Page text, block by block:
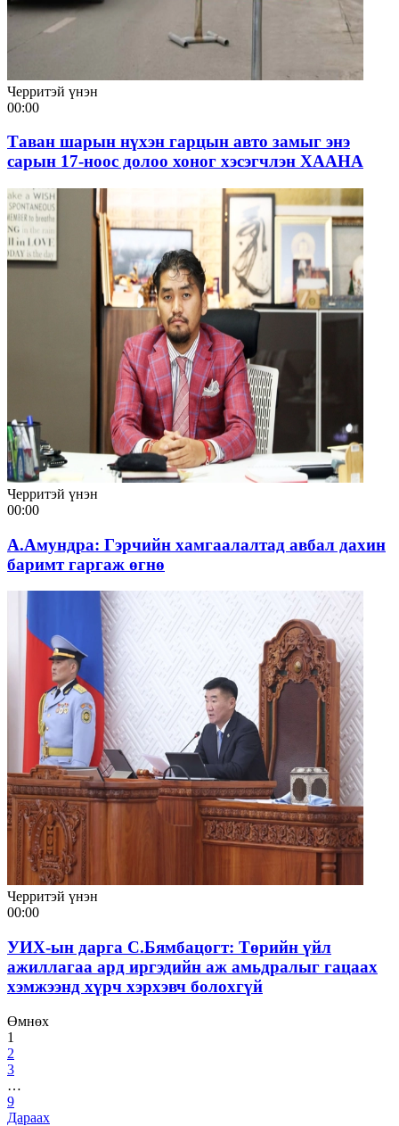
Черритэй үнэн
00:00
Таван шарын нүхэн гарцын авто замыг энэ
сарын 17-ноос долоо хоног хэсэгчлэн ХААНА
Черритэй үнэн
00:00
А.Амундра: Гэрчийн хамгаалалтад авбал дахин
баримт гаргаж өгнө
Черритэй үнэн
00:00
УИХ-ын дарга С.Бямбацогт: Төрийн үйл
ажиллагаа ард иргэдийн аж амьдралыг гацаах
хэмжээнд хүрч хэрхэвч болохгүй
Өмнөх
1
2
3
…
9
Дараах